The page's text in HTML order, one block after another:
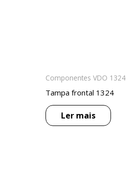
Componentes VDO 1324
Tampa frontal 1324
Ler mais